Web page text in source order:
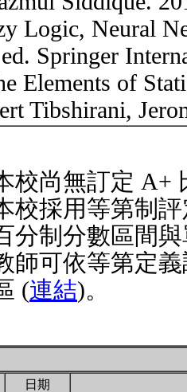
Logic, Neural
Springer
Elements of
Tibshirani,
校尚無訂定 A+
校採用等第制
分制分數區間
師可依等第定
(連結)。
日期